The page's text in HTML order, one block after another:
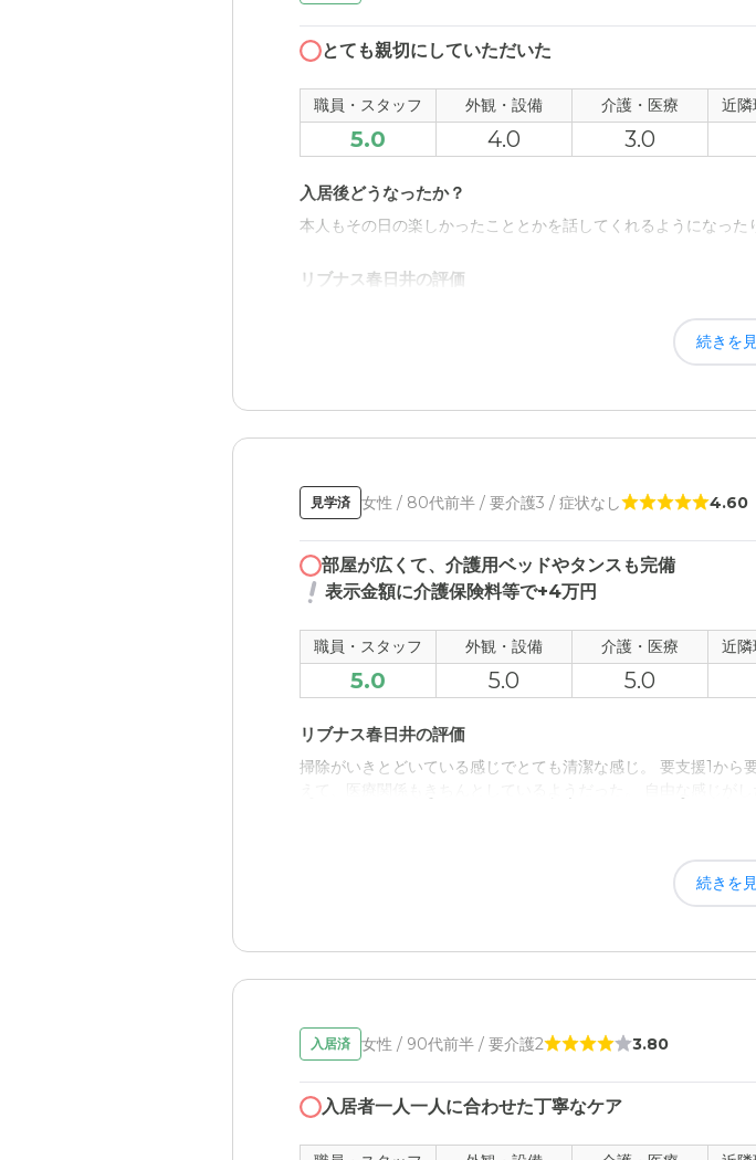
とても親切にしていただいた
職員・スタッフ 外観・設備 介護・医療 近隣
5.0 4.0 3.0
入居後どうなったか？
本人もその日の楽しかったこととかを話してくれるようになった
リブナス春日井の評価
いていると思います。 何かあった時はすぐに対応してくださっ
介護医療サービスについて
続きを
見学済 女性 / 80代前半 / 要介護3 / 症状なし 4.60
部屋が広くて、介護用ベッドやタンスも完備
表示金額に介護保険料等で+4万円
職員・スタッフ 外観・設備 介護・医療 近隣
5.0 5.0 5.0
リブナス春日井の評価
掃除がいきとどいている感じでとても清潔な感じ。 要支援1か
職員の方もてきぱきとお仕事をしてみえて、挨拶もしてくれた
居者の方は食堂で自由に好きなことをしてくつろいでいた。 いい
外観・内装・居室・設備について
部屋は広くてトイレや洗面台があって、使いやすそうだった。
介護医療サービスについて
るのもいいと思う。
近隣環境や交通アクセスについて
続きを
入居済 女性 / 90代前半 / 要介護2 3.80
入居者一人一人に合わせた丁寧なケア